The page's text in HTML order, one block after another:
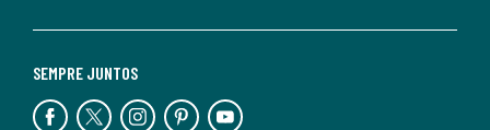
SEMPRE JUNTOS